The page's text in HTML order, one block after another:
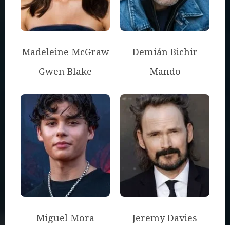
Madeleine McGraw
Gwen Blake
Demián Bichir
Mando
Miguel Mora
Jeremy Davies